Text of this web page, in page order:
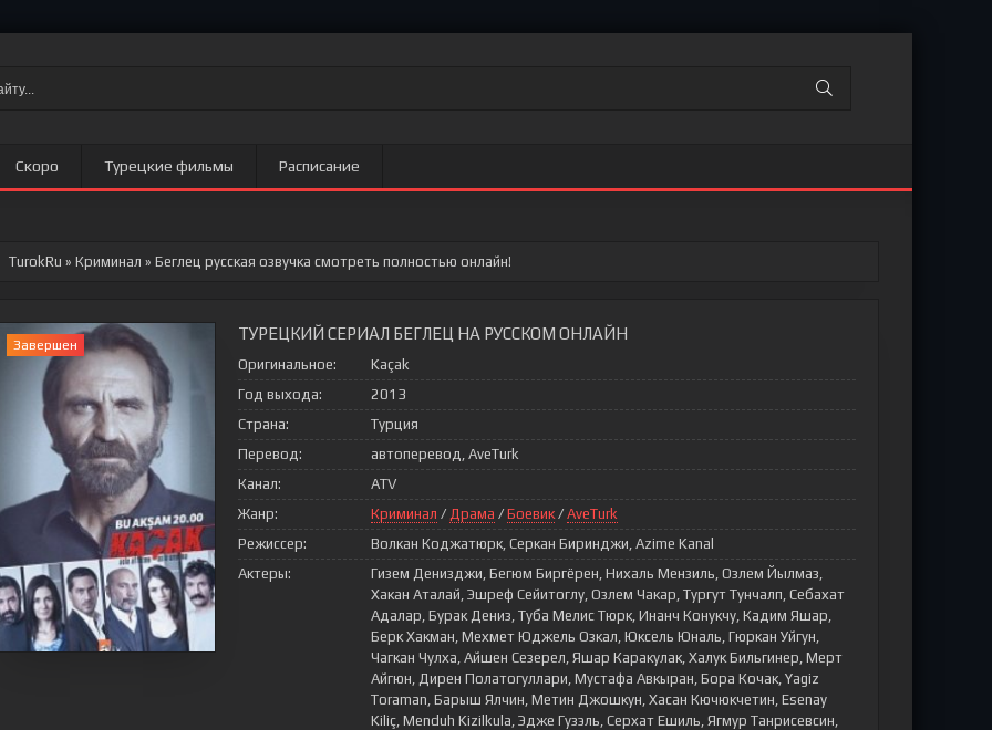
Скоро Турецкие фильмы Расписание
TurokRu » Криминал » Беглец русская озвучка смотреть полностью онлайн!
Завершен
ТУРЕЦКИЙ СЕРИАЛ БЕГЛЕЦ НА РУССКОМ ОНЛАЙН
Оригинальное:
Kaçak
Год выхода:
2013
Страна:
Турция
Перевод:
автоперевод, AveTurk
Канал:
ATV
Жанр:
Криминал / Драма / Боевик/ AveTurk
Режиссер:
Волкан Коджатюрк, Серкан Биринджи, Azime Kanal
Актеры:
Гизем Денизджи, Бегюм Биргёрен, Нихаль Мензиль, Озлем Йылмаз,
Хакан Аталай, Эшреф Сейитоглу, Озлем Чакар, Тургут Тунчалп, Себахат
Адалар, Бурак Дениз, Туба Мелис Тюрк, Инанч Конукчу, Кадим Яшар,
Берк Хакман, Мехмет Юджель Озкал, Юксель Юналь, Гюркан Уйгун,
Чагкан Чулха, Айшен Сезерел, Яшар Каракулак, Халук Бильгинер, Мерт
Айгюн, Дирен Полатогуллари, Мустафа Авкыран, Бора Кочак, Yagiz
Toraman, Барыш Ялчин, Метин Джошкун, Хасан Кючюкчетин, Esenay
Kiliç, Menduh Kizilkula, Эдже Гузэль, Серхат Ешиль, Ягмур Танрисевсин,